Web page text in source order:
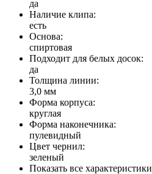
да
Наличие клипа:
есть
Основа:
спиртовая
Подходит для белых досок:
да
Толщина линии:
3,0 мм
Форма корпуса:
круглая
Форма наконечника:
пулевидный
Цвет чернил:
зеленый
Показать все характеристики